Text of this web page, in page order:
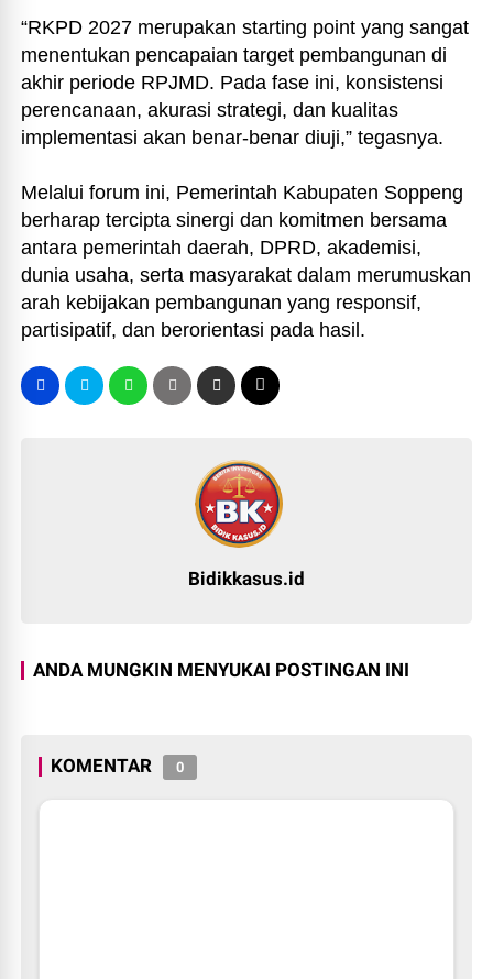
“RKPD 2027 merupakan starting point yang sangat
menentukan pencapaian target pembangunan di
akhir periode RPJMD. Pada fase ini, konsistensi
perencanaan, akurasi strategi, dan kualitas
implementasi akan benar-benar diuji,” tegasnya.
Melalui forum ini, Pemerintah Kabupaten Soppeng
berharap tercipta sinergi dan komitmen bersama
antara pemerintah daerah, DPRD, akademisi,
dunia usaha, serta masyarakat dalam merumuskan
arah kebijakan pembangunan yang responsif,
partisipatif, dan berorientasi pada hasil.
Bidikkasus.id
ANDA MUNGKIN MENYUKAI POSTINGAN INI
KOMENTAR 0